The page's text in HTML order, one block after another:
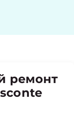
ремонт